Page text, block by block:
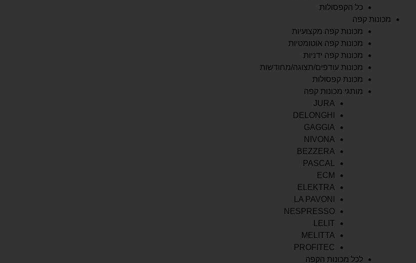
כל הקפסולות
מכונות קפה
מכונות קפה מקצועיות
מכונות קפה אוטומטיות
מכונות קפה ידניות
מכונות עודפים/תצוגה/מחודשות
מכונת קפסולות
מותגי מכונות קפה
JURA
DELONGHI
GAGGIA
NIVONA
BEZZERA
PASCAL
ECM
ELEKTRA
LA PAVONI
NESPRESSO
LELIT
MELITTA
PROFITEC
לכל מכונות הקפה